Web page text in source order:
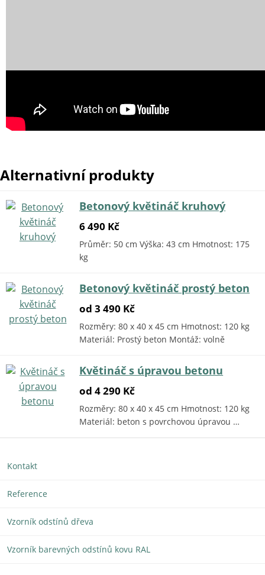
Alternativní produkty
Betonový květináč kruhový
6 490 Kč
Průměr: 50 cm Výška: 43 cm Hmotnost: 175
kg
Betonový květináč prostý beton
od 3 490 Kč
Rozměry: 80 x 40 x 45 cm Hmotnost: 120 kg
Materiál: Prostý beton Montáž: volně
Květináč s úpravou betonu
od 4 290 Kč
Rozměry: 80 x 40 x 45 cm Hmotnost: 120 kg
Materiál: beton s povrchovou úpravou …
Kontakt
Reference
Vzorník odstínů dřeva
Vzorník barevných odstínů kovu RAL